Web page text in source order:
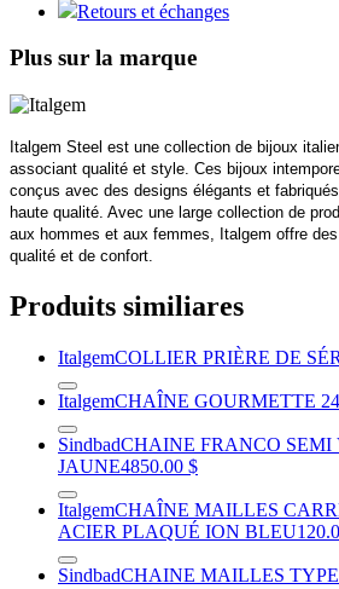
Retours et échanges
Plus sur la marque
Italgem Steel est une collection de bijoux
associant qualité et style. Ces bijoux
conçus avec des designs élégants et
haute qualité. Avec une large collection de
aux hommes et aux femmes, Italgem offre
qualité et de confort.
Produits similiares
ItalgemCOLLIER PRIÈRE DE
ItalgemCHAÎNE GOURMETTE
SindbadCHAINE FRANCO SEMI
JAUNE4850.00 $
ItalgemCHAÎNE MAILLES
ACIER PLAQUÉ ION BLEU
SindbadCHAINE MAILLES